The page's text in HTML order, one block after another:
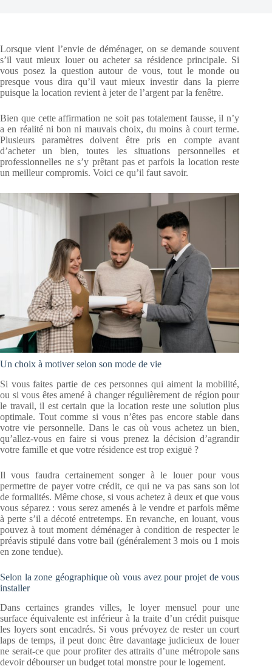
Lorsque vient l’envie de déménager, on se demande souvent
s’il vaut mieux louer ou acheter sa résidence principale. Si
vous posez la question autour de vous, tout le monde ou
presque vous dira qu’il vaut mieux investir dans la pierre
puisque la location revient à jeter de l’argent par la fenêtre.
Bien que cette affirmation ne soit pas totalement fausse, il n’y
a en réalité ni bon ni mauvais choix, du moins à court terme.
Plusieurs paramètres doivent être pris en compte avant
d’acheter un bien, toutes les situations personnelles et
professionnelles ne s’y prêtant pas et parfois la location reste
un meilleur compromis. Voici ce qu’il faut savoir.
Un choix à motiver selon son mode de vie
Si vous faites partie de ces personnes qui aiment la mobilité,
ou si vous êtes amené à changer régulièrement de région pour
le travail, il est certain que la location reste une solution plus
optimale. Tout comme si vous n’êtes pas encore stable dans
votre vie personnelle. Dans le cas où vous achetez un bien,
qu’allez-vous en faire si vous prenez la décision d’agrandir
votre famille et que votre résidence est trop exiguë ?
Il vous faudra certainement songer à le louer pour vous
permettre de payer votre crédit, ce qui ne va pas sans son lot
de formalités. Même chose, si vous achetez à deux et que vous
vous séparez : vous serez amenés à le vendre et parfois même
à perte s’il a décoté entretemps. En revanche, en louant, vous
pouvez à tout moment déménager à condition de respecter le
préavis stipulé dans votre bail (généralement 3 mois ou 1 mois
en zone tendue).
Selon la zone géographique où vous avez pour projet de vous
installer
Dans certaines grandes villes, le loyer mensuel pour une
surface équivalente est inférieur à la traite d’un crédit puisque
les loyers sont encadrés. Si vous prévoyez de rester un court
laps de temps, il peut donc être davantage judicieux de louer
ne serait-ce que pour profiter des attraits d’une métropole sans
devoir débourser un budget total monstre pour le logement.